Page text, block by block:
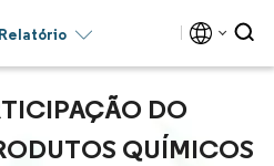
DO
QUÍMICOS